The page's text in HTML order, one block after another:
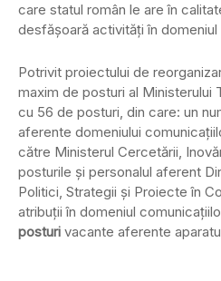
care statul român le are în
desfăşoară activităţi în domeniul
Potrivit proiectului de
maxim de posturi al Ministerului
cu 56 de posturi, din care: un
aferente domeniului
către Ministerul Cercetării,
posturile şi personalul aferent
Politici, Strategii şi Proiecte în
atribuţii în domeniul
posturi vacante aferente